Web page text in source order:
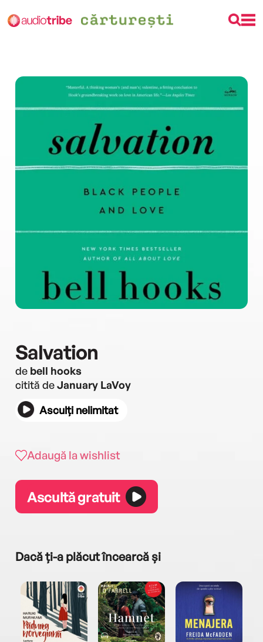
Salvation
de bell hooks
citită deJanuary LaVoy
Asculți nelimitat
Adaugă la wishlist
Ascultă gratuit
Dacă ți-a plăcut încearcă și